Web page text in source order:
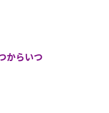
からいつ